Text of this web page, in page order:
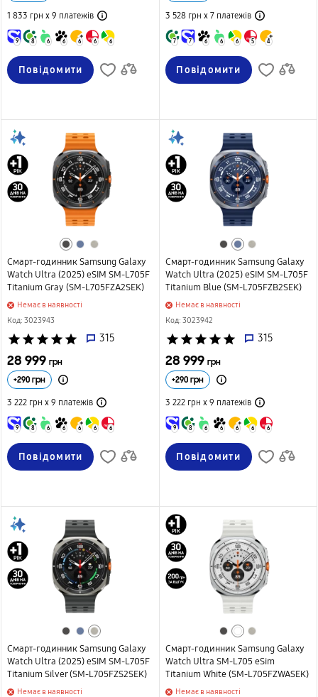
1 833 грн х 9 платежів
9 8 6 6 6 6 6
Повідомити
3 528 грн х 7платежів
7 7 6 6 6 5 4
Повідомити
Смарт-годинник Samsung Galaxy
Watch Ultra (2025) eSIM SM-L705F
Titanium Gray (SM-L705FZA2SEK)
Немає в наявності
Код: 3023943
star star star star star 315
28 999 грн
+290 грн
3 222 грн х 9 платежів
9 8 6 6 6 6 6
Повідомити
Смарт-годинник Samsung Galaxy
Watch Ultra (2025) eSIM SM-L705F
Titanium Blue (SM-L705FZB2SEK)
Немає в наявності
Код: 3023942
star star star star star 315
28 999 грн
+290грн
3 222 грн х 9 платежів
9 8 6 6 6 6 6
Повідомити
Смарт-годинник Samsung Galaxy
Watch Ultra (2025) eSIM SM-L705F
Titanium Silver (SM-L705FZS2SEK)
Немає в наявності
Смарт-годинник Samsung Galaxy
Watch Ultra SM-L705 eSim
Titanium White (SM-L705FZWASEK)
Немає в наявності